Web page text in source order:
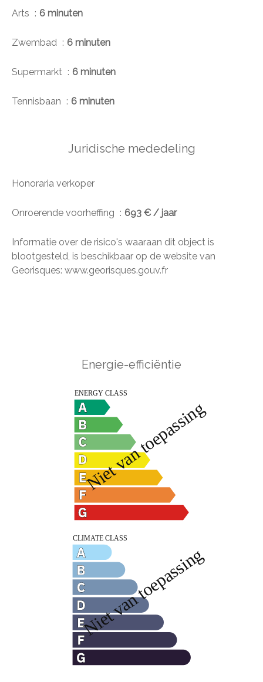
Arts 6 minuten
Zwembad 6 minuten
Supermarkt 6 minuten
Tennisbaan 6 minuten
Juridische mededeling
Honoraria verkoper
Onroerende voorheffing 693 € / jaar
Informatie over de risico's waaraan dit object is
blootgesteld, is beschikbaar op de website van
Georisques: www.georisques.gouv.fr
Energie-efficiëntie